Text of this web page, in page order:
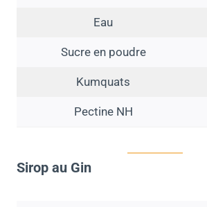
Eau
Sucre en poudre
Kumquats
Pectine NH
Sirop au Gin